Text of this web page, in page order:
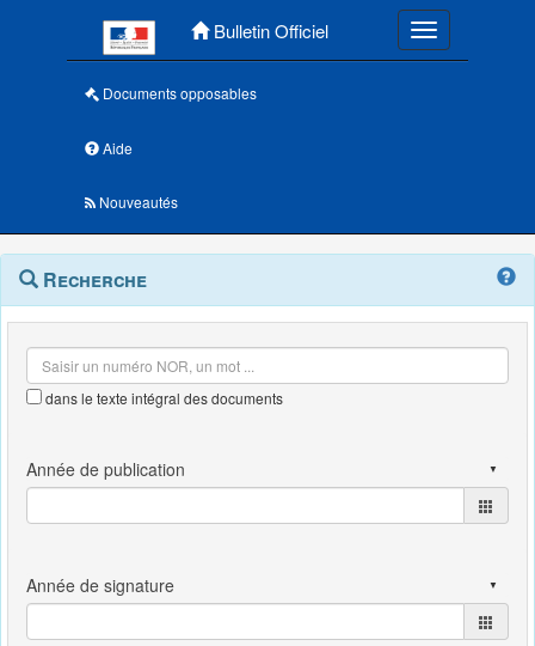
Bulletin Officiel Toggle
Documents opposables
Aide
Nouveautés
Navigation
outils
Menu
contextuel
Recherche
dans le texte intégral des documents